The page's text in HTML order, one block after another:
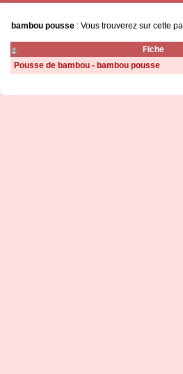
bambou pousse : Vous trouverez sur cette
Fiche
Pousse de bambou - bambou pousse